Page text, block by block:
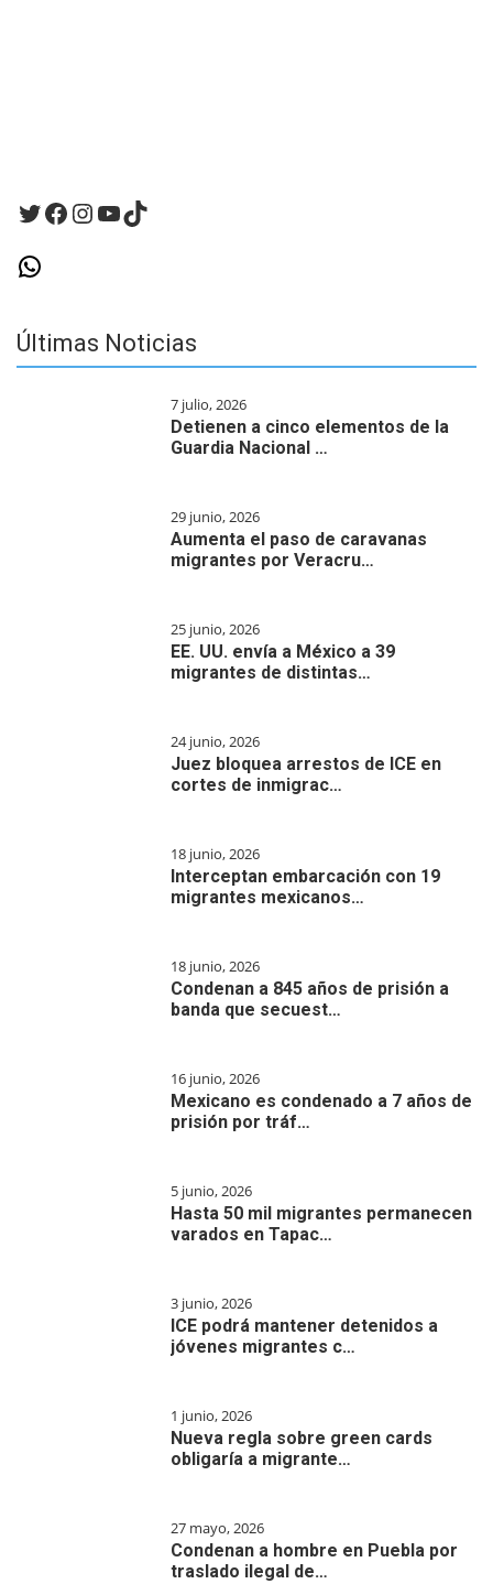
Twitter
Facebook
Instagram
YouTube
TikTok
WhatsApp
Últimas Noticias
7 julio, 2026
Detienen a cinco elementos de la
Guardia Nacional …
29 junio, 2026
Aumenta el paso de caravanas
migrantes por Veracru…
25 junio, 2026
EE. UU. envía a México a 39
migrantes de distintas…
24 junio, 2026
Juez bloquea arrestos de ICE en
cortes de inmigrac…
18 junio, 2026
Interceptan embarcación con 19
migrantes mexicanos…
18 junio, 2026
Condenan a 845 años de prisión a
banda que secuest…
16 junio, 2026
Mexicano es condenado a 7 años de
prisión por tráf…
5 junio, 2026
Hasta 50 mil migrantes permanecen
varados en Tapac…
3 junio, 2026
ICE podrá mantener detenidos a
jóvenes migrantes c…
1 junio, 2026
Nueva regla sobre green cards
obligaría a migrante…
27 mayo, 2026
Condenan a hombre en Puebla por
traslado ilegal de…